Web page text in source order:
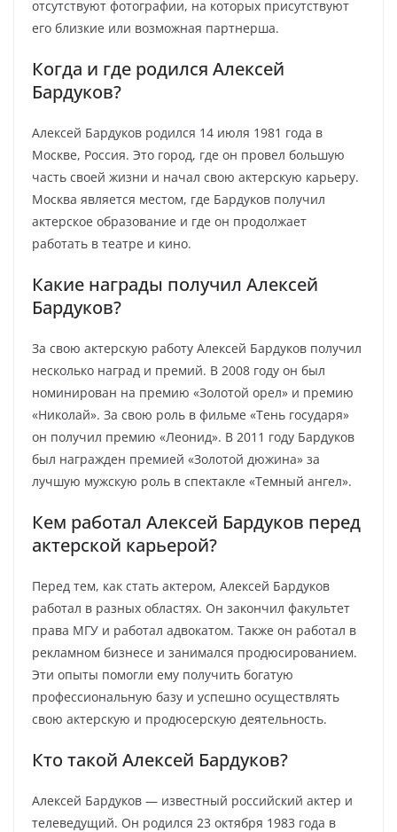
отсутствуют фотографии, на которых присутствуют
его близкие или возможная партнерша.
Когда и где родился Алексей
Бардуков?
Алексей Бардуков родился 14 июля 1981 года в
Москве, Россия. Это город, где он провел большую
часть своей жизни и начал свою актерскую карьеру.
Москва является местом, где Бардуков получил
актерское образование и где он продолжает
работать в театре и кино.
Какие награды получил Алексей
Бардуков?
За свою актерскую работу Алексей Бардуков получил
несколько наград и премий. В 2008 году он был
номинирован на премию «Золотой орел» и премию
«Николай». За свою роль в фильме «Тень государя»
он получил премию «Леонид». В 2011 году Бардуков
был награжден премией «Золотой дюжина» за
лучшую мужскую роль в спектакле «Темный ангел».
Кем работал Алексей Бардуков перед
актерской карьерой?
Перед тем, как стать актером, Алексей Бардуков
работал в разных областях. Он закончил факультет
права МГУ и работал адвокатом. Также он работал в
рекламном бизнесе и занимался продюсированием.
Эти опыты помогли ему получить богатую
профессиональную базу и успешно осуществлять
свою актерскую и продюсерскую деятельность.
Кто такой Алексей Бардуков?
Алексей Бардуков — известный российский актер и
телеведущий. Он родился 23 октября 1983 года в